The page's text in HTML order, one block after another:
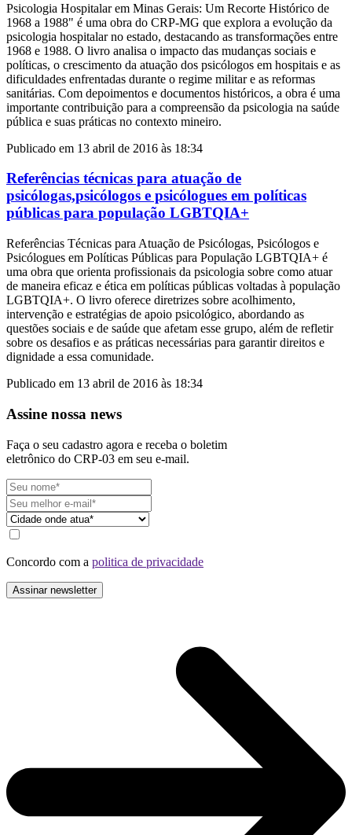
Psicologia Hospitalar em Minas Gerais: Um Recorte Histórico de
1968 a 1988" é uma obra do CRP-MG que explora a evolução da
psicologia hospitalar no estado, destacando as transformações entre
1968 e 1988. O livro analisa o impacto das mudanças sociais e
políticas, o crescimento da atuação dos psicólogos em hospitais e as
dificuldades enfrentadas durante o regime militar e as reformas
sanitárias. Com depoimentos e documentos históricos, a obra é uma
importante contribuição para a compreensão da psicologia na saúde
pública e suas práticas no contexto mineiro.
Publicado em 13 abril de 2016 às 18:34
Referências técnicas para atuação de
psicólogas,psicólogos e psicólogues em políticas
públicas para população LGBTQIA+
Referências Técnicas para Atuação de Psicólogas, Psicólogos e
Psicólogues em Políticas Públicas para População LGBTQIA+ é
uma obra que orienta profissionais da psicologia sobre como atuar
de maneira eficaz e ética em políticas públicas voltadas à população
LGBTQIA+. O livro oferece diretrizes sobre acolhimento,
intervenção e estratégias de apoio psicológico, abordando as
questões sociais e de saúde que afetam esse grupo, além de refletir
sobre os desafios e as práticas necessárias para garantir direitos e
dignidade a essa comunidade.
Publicado em 13 abril de 2016 às 18:34
Assine nossa news
Faça o seu cadastro agora e receba o boletim
eletrônico do CRP-03 em seu e-mail.
Concordo com a politica de privacidade